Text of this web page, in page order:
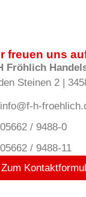
freuen uns
Fröhlich
Steinen 2 |
info@f-h-
05662 / 9488-0
05662 / 9488-11
Zum